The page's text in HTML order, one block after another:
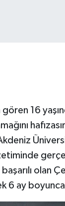
16
olan
6 ay